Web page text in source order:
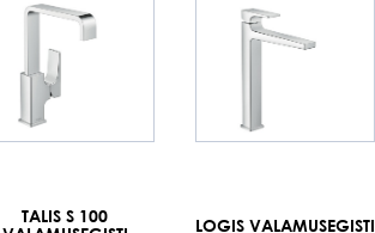
TALIS S 100
LOGIS VALAMUSEGISTI